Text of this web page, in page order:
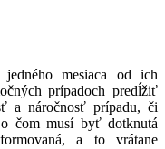
mesiaca od ich
prípadoch predĺžiť
a náročnosť prípadu, či
čom musí byť dotknutá
a to vrátane